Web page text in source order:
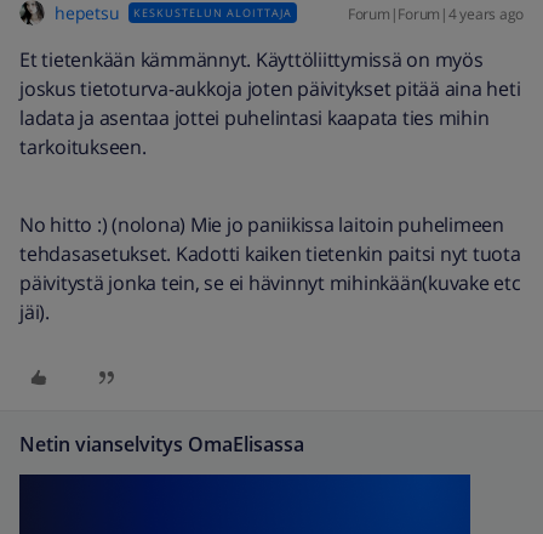
hepetsu KESKUSTELUN ALOITTAJA Forum|Forum|4 years ago
Et tietenkään kämmännyt. Käyttöliittymissä on myös
joskus tietoturva-aukkoja joten päivitykset pitää aina heti
ladata ja asentaa jottei puhelintasi kaapata ties mihin
tarkoitukseen.
No hitto :) (nolona) Mie jo paniikissa laitoin puhelimeen
tehdasasetukset. Kadotti kaiken tietenkin paitsi nyt tuota
päivitystä jonka tein, se ei hävinnyt mihinkään(kuvake etc
jäi).
Netin vianselvitys OmaElisassa